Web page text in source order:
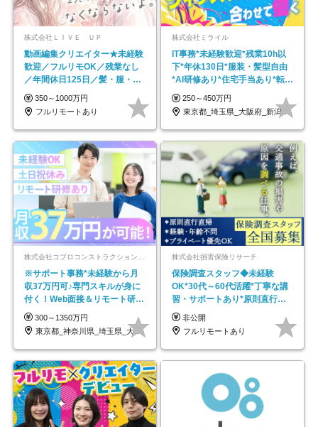
株式会社ＬＩＶＥ ＵＰ
動画編集クリエイター★未経験
歓迎／フルリモOK／残業なし
／年間休日125日／髪・服・ネ
イル自由／研修充実で安心
350～1000万円
フルリモートあり
株式会社ミライル
IT事務*未経験歓迎*残業10h以
下*年休130日*服装・髪型自由
*AI研修あり*住宅手当あり*転勤
なし
250～450万円
東京都_埼玉県_大阪府_新潟県_福岡県
※サポート事務*未経験から月
収37万円可♪専門スキルが身に
付く！Web面接＆リモート研修
も充実♪/a
300～1350万円
東京都_神奈川県_埼玉県_大阪府_愛知県…
株式会社損害保険リサーチ
保険調査スタッフ◆未経験
OK*30代～60代活躍*丁寧な講
習・サポートあり*原則直行直
帰／全国募集・業務委託
非公開
フルリモートあり